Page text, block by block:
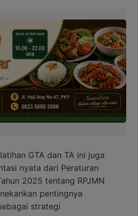
GTA dan TA ini juga
nyata dari Peraturan
2025 tentang RPJMN
pentingnya
strategi